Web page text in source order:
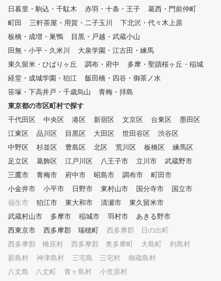
により「見える化」され
専属プロがレッスンをお
ます。会員様に目標をお
、シミュレーターの映像
データを確認しながら、
にわかりやすくレッスン
。会員様一人一人のレッ
けます。 ③レッスン受け放題
、レンジ使い放題のサブ
デル 外部資格を有する専
ロのレッスンを、毎日、
い放題なので、一人で練
い時にはシミュレーショ
って、効率よく練習でき
お客様のご予定にあわせ
利用ください。 ④ゴルフ初心
者から上級者まで楽しめ
で繰り返しショット練習
、ゲーム感覚でティーシ
やアプローチの練習を楽
り、実際のコースをリア
日暮里・駒込・千駄木
赤羽・十条・王子
葛西・門前仲町
町田
三軒茶屋・用賀・二子玉川
下北沢・代々木上原
板橋・成増・巣鴨
目黒・戸越・武蔵小山
田無・小平・久米川
大泉学園・江古田・練馬
東久留米・ひばりヶ丘
調布・府中
多摩・聖蹟桜ヶ丘・稲城
経堂・成城学園・狛江
飯田橋・四谷・御茶ノ水
笹塚・下高井戸・千歳烏山
青梅・拝島
東京都の市区町村で探す
千代田区
中央区 港区 新宿区 文京区 台東区
墨田区
江東区
品川区 目黒区 大田区 世田谷区
渋谷区
中野区
杉並区 豊島区 北区 荒川区 板橋区
練馬区
足立区
葛飾区 江戸川区 八王子市 立川市
武蔵野市
三鷹市
青梅市 府中市 昭島市 調布市
町田市
小金井市
小平市 日野市 東村山市 国分寺市
国立市
福生市
狛江市 東大和市 清瀬市
東久留米市
武蔵村山市
多摩市 稲城市 羽村市
あきる野市
西東京市
西多摩郡 瑞穂町
西多摩郡 日の出町
西多摩郡 檜原村
西多摩郡 奥多摩町 大島町
利島村
新島村
神津島村 三宅島 三宅村
御蔵島村
八丈島 八丈町
青ヶ島村
小笠原村